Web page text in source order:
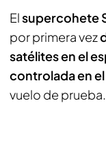
Elsupercohete
por primera vez
satélites en el
controlada en
vuelo de prueba.